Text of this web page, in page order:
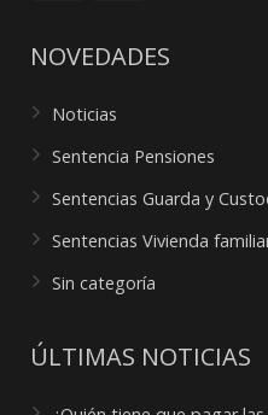
NOVEDADES
Noticias
Sentencia Pensiones
Sentencias Guarda y
Sentencias Vivienda
Sin categoría
ÚLTIMAS NOTICIAS